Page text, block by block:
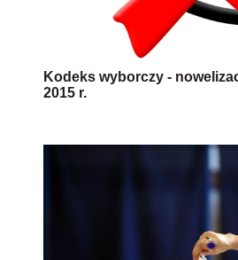
Kodeks wyborczy -
2015 r.